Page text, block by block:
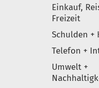
Einkauf,
Freizeit
Schulden +
Telefon +
Umwelt +